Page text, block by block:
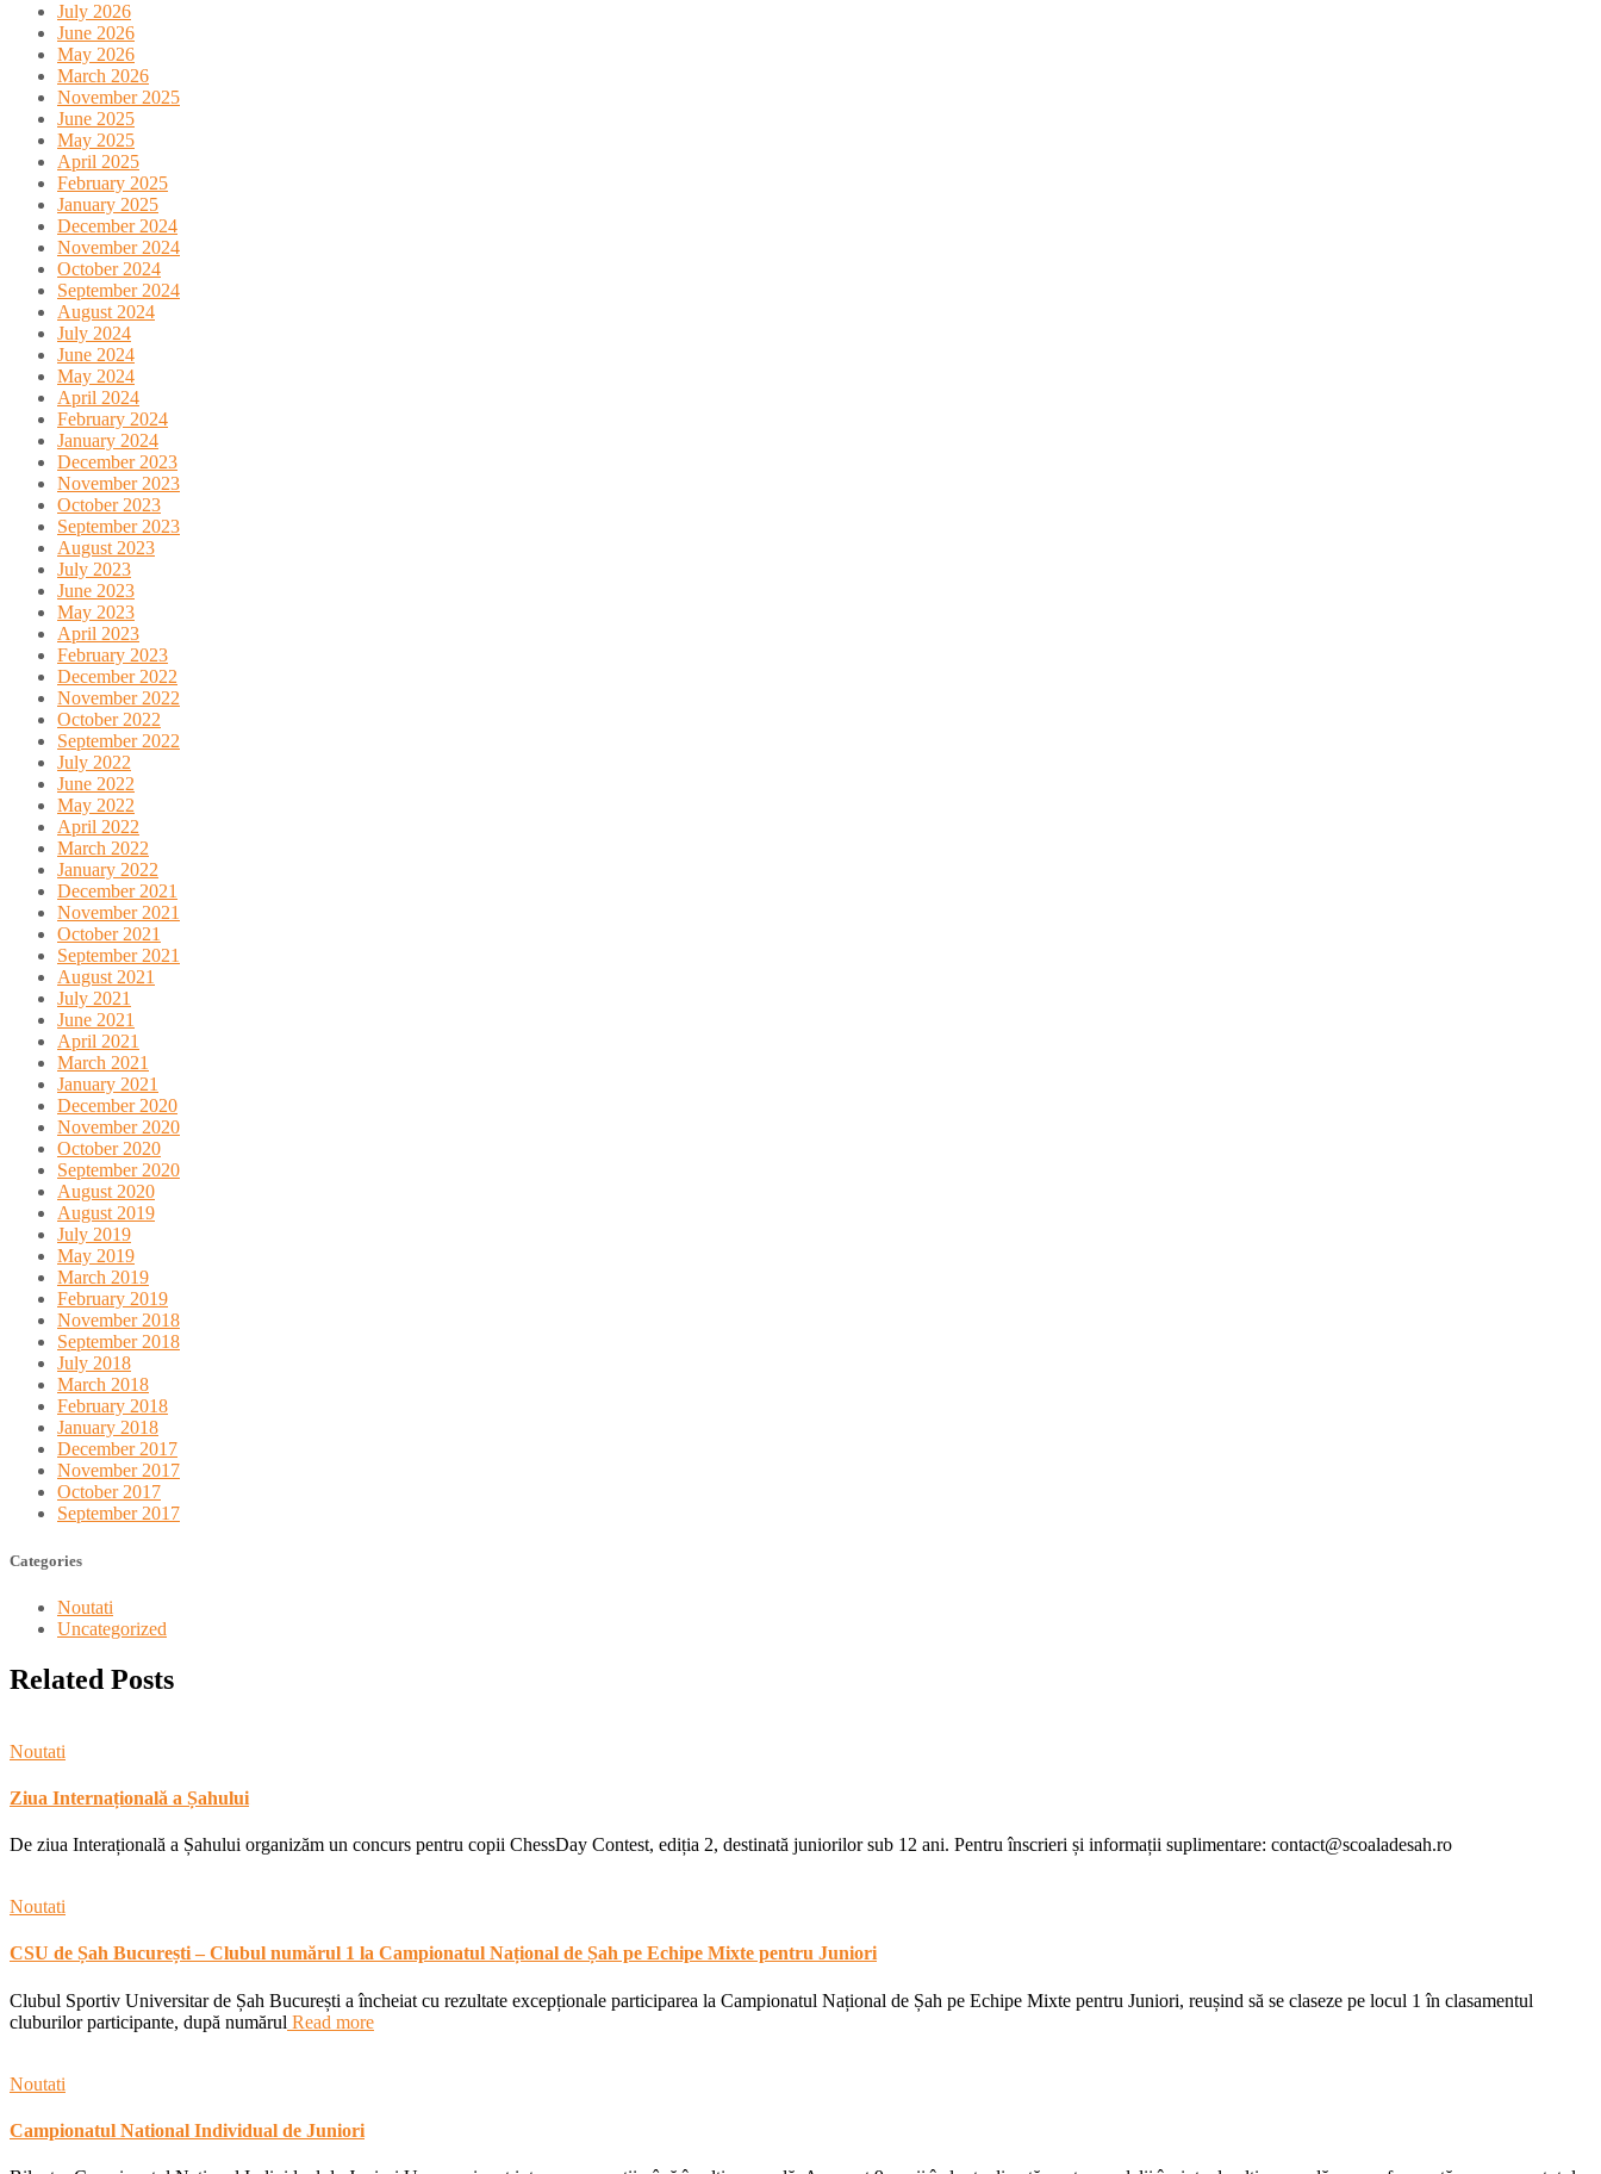
July 2026
June 2026
May 2026
March 2026
November 2025
June 2025
May 2025
April 2025
February 2025
January 2025
December 2024
November 2024
October 2024
September 2024
August 2024
July 2024
June 2024
May 2024
April 2024
February 2024
January 2024
December 2023
November 2023
October 2023
September 2023
August 2023
July 2023
June 2023
May 2023
April 2023
February 2023
December 2022
November 2022
October 2022
September 2022
July 2022
June 2022
May 2022
April 2022
March 2022
January 2022
December 2021
November 2021
October 2021
September 2021
August 2021
July 2021
June 2021
April 2021
March 2021
January 2021
December 2020
November 2020
October 2020
September 2020
August 2020
August 2019
July 2019
May 2019
March 2019
February 2019
November 2018
September 2018
July 2018
March 2018
February 2018
January 2018
December 2017
November 2017
October 2017
September 2017
Categories
Noutati
Uncategorized
Related Posts
Noutati
Ziua Internațională a Șahului
De ziua Interațională a Șahului organizăm un concurs pentru copii ChessDay Contest, ediția 2, destinată juniorilor sub 12 ani. Pentru înscrieri și informații suplimentare: contact@scoaladesah.ro
Noutati
CSU de Șah București – Clubul numărul 1 la Campionatul Național de Șah pe Echipe Mixte pentru Juniori
Clubul Sportiv Universitar de Șah București a încheiat cu rezultate excepționale participarea la Campionatul Național de Șah pe Echipe Mixte pentru Juniori, reușind să se claseze pe locul 1 în clasamentul
cluburilor participante, după numărul Read more
Noutati
Campionatul National Individual de Juniori